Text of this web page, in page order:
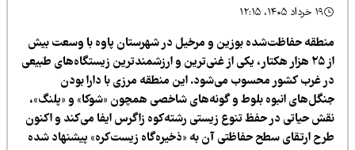
حفاظت‌شده بوزین و مرخیل در شهرستان پاوه با وسعت بیش
از ۲۵ هزار هکتار، یکی از غنی‌ترین و ارزشمندترین زیستگاه‌های طبیعی
غرب کشور محسوب می‌شود. این منطقه مرزی با دارا بودن
انبوه بلوط و گونه‌های شاخصی همچون «شوکا» و «پلنگ»،
حیاتی در حفظ تنوع زیستی رشته‌کوه زاگرس ایفا می‌کند و اکنون
ارتقای سطح حفاظتی آن به «ذخیره‌گاه زیست‌کره» پیشنهاد شده